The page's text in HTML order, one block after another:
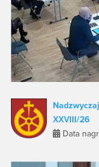
XXVIII/26
Data